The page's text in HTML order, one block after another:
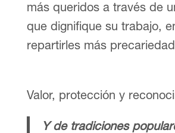
más queridos a través de
que dignifique su trabajo,
repartirles más
Valor, protección y
Y de tradiciones